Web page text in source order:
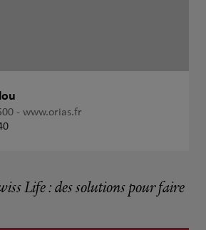
- www.orias.fr
Life : des solutions pour faire